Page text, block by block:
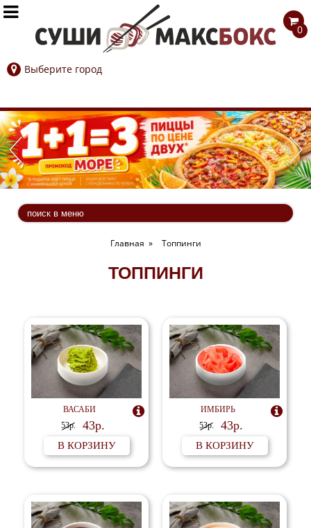

0
Выберите город

Главная » Топпинги
ТОППИНГИ
ВАСАБИ 
53р. 43р.
В КОРЗИНУ
ИМБИРЬ 
53р. 43р.
В КОРЗИНУ